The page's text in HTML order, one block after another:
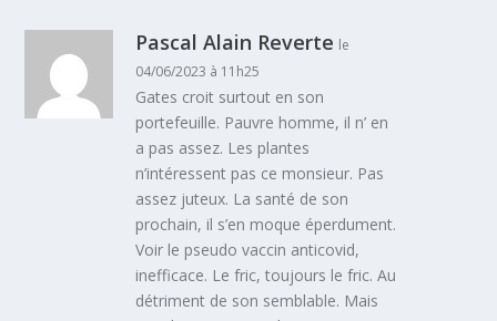
Pascal Alain Reverte le
04/06/2023 à 11h25
Gates croit surtout en son
portefeuille. Pauvre homme, il n’ en
a pas assez. Les plantes
n’intéressent pas ce monsieur. Pas
assez juteux. La santé de son
prochain, il s’en moque éperdument.
Voir le pseudo vaccin anticovid,
inefficace. Le fric, toujours le fric. Au
détriment de son semblable. Mais